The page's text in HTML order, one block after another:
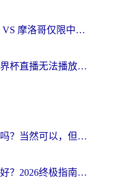
在国外看世界杯法国 VS 摩洛哥仅限中国大陆？别让地域限制拦下你的欢呼
在澳大利亚看抖音世界杯直播无法播放？海外党体育观赛终极指南来了！
身在国外可以玩王者吗？当然可以，但你需要这份“加速”指南
海外游戏加速器哪个好？2026终极指南帮你畅玩国服+解决卡顿难题